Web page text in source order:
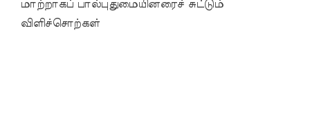
மாற்றாகப் பால்புதுமையினரைச் சுட்டும்
விளிச்சொற்கள்